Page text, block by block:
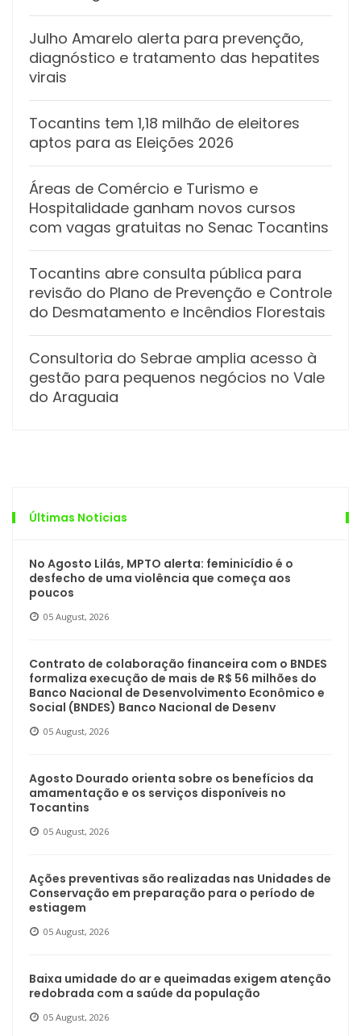
Julho Amarelo alerta para prevenção,
diagnóstico e tratamento das hepatites
virais
Tocantins tem 1,18 milhão de eleitores
aptos para as Eleições 2026
Áreas de Comércio e Turismo e
Hospitalidade ganham novos cursos
com vagas gratuitas no Senac Tocantins
Tocantins abre consulta pública para
revisão do Plano de Prevenção e Controle
do Desmatamento e Incêndios Florestais
Consultoria do Sebrae amplia acesso à
gestão para pequenos negócios no Vale
do Araguaia
Últimas Notícias
No Agosto Lilás, MPTO alerta: feminicídio é o
desfecho de uma violência que começa aos
poucos
05 August, 2026
Contrato de colaboração financeira com o BNDES
formaliza execução de mais de R$ 56 milhões do
Banco Nacional de Desenvolvimento Econômico e
Social (BNDES) Banco Nacional de Desenv
05 August, 2026
Agosto Dourado orienta sobre os benefícios da
amamentação e os serviços disponíveis no
Tocantins
05 August, 2026
Ações preventivas são realizadas nas Unidades de
Conservação em preparação para o período de
estiagem
05 August, 2026
Baixa umidade do ar e queimadas exigem atenção
redobrada com a saúde da população
05 August, 2026